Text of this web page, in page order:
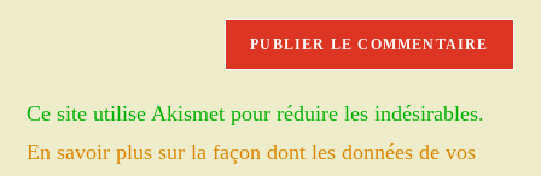
(facultatif)
Ce site utilise Akismet pour réduire les indésirables.
En savoir plus sur la façon dont les données de vos